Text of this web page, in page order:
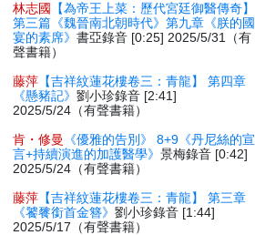
林志國
【為帝王上菜：歷代宮廷御醫傳奇】
第三篇《魏晉南北朝時代》第九章《朕的國
宴的素席》書亞錄音 [0:25] 2025/5/31（有
聲書籍）
藤萍 【吉祥紋蓮花樓卷三：青龍】 第四章
《懸豬記》劉小珍錄音 [2:41]
2025/5/24（有聲書籍）
肯・修曼
《優雅的告別》 8+9《丹尼絲的宣
言+持續演進的加護醫學》景梅錄音 [0:42]
2025/5/24（有聲書籍）
藤萍 【吉祥紋蓮花樓卷三：青龍】 第三章
《饕餮銜首金簪》劉小珍錄音 [1:44]
2025/5/17（有聲書籍）